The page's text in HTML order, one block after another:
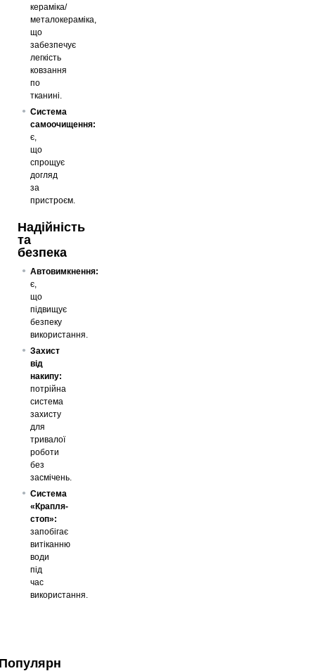
кераміка/
металокераміка,
що
забезпечує
легкість
ковзання
по
тканині.
Система
самоочищення:
є,
що
спрощує
догляд
за
пристроєм.
Надійність
та
безпека
Автовимкнення:
є,
що
підвищує
безпеку
використання.
Захист
від
накипу:
потрійна
система
захисту
для
тривалої
роботи
без
засмічень.
Система
«Крапля-
стоп»:
запобігає
витіканню
води
під
час
використання.